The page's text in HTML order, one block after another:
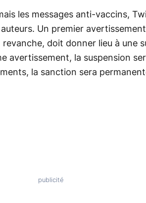
les messages anti-vaccins,
Un premier
doit donner lieu à une
avertissement, la suspension
la sanction sera